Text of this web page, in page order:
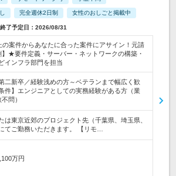
完全週休2日制 女性のおしごと掲載中
了予定日：2026/08/31
の案件からあなたに合った案件にアサイン！元請
】★要件定義・サーバー・ネットワークの構築・
インフラ部門を担当
二新卒／経験浅めの方～ベテランまで幅広く歓
件】エンジニアとしての実務経験がある方（業
問）
は東京近郊のプロジェクト先（千葉県、埼玉県、
てご勤務いただきます。 【リモ…
万円